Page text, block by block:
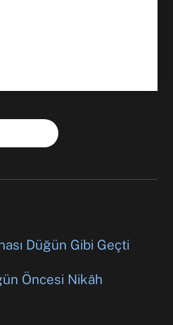
Düğün Gibi Geçti
Öncesi Nikâh